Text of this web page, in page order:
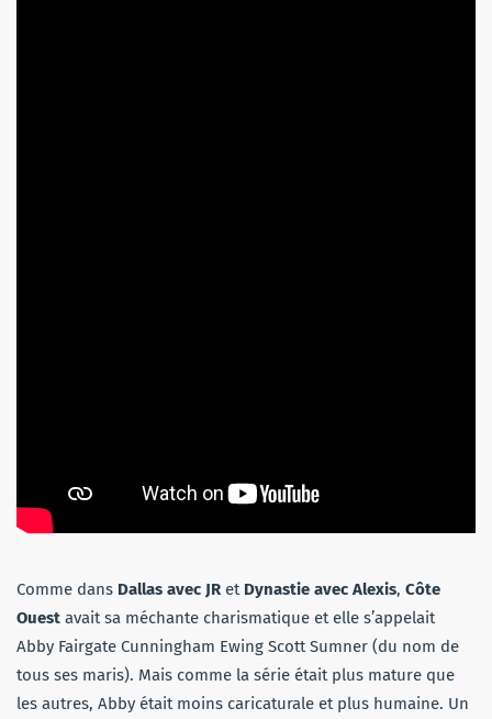
Comme dans Dallas avec JR et Dynastie avec Alexis, Côte
Ouest avait sa méchante charismatique et elle s’appelait
Abby Fairgate Cunningham Ewing Scott Sumner (du nom de
tous ses maris). Mais comme la série était plus mature que
les autres, Abby était moins caricaturale et plus humaine. Un